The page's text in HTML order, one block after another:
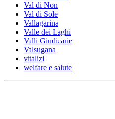
Val di Non
Val di Sole
Vallagarina
Valle dei Laghi
Valli Giudicarie
Valsugana
vitalizi
welfare e salute